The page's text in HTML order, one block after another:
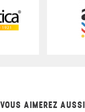
VOUS AIMEREZ AUSSI